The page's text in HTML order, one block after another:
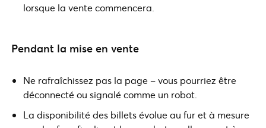
lorsque la vente commencera.
Pendant la mise en vente
Ne rafraîchissez pas la page – vous pourriez être
déconnecté ou signalé comme un robot.
La disponibilité des billets évolue au fur et à mesure